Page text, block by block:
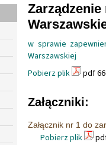
w sprawie
Warszawskiej
Pobierz plik
pdf
Załączniki:
Załącznik nr 1 do
Pobierz plik